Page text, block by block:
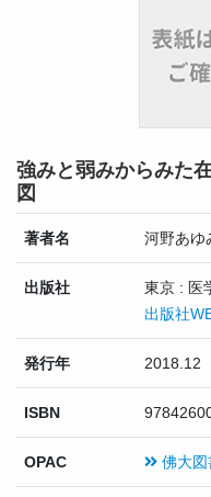
強みと弱みからみた
図
著者名 河野あゆ
出版社
東京 : 医
出版社
発行年 2018.12
ISBN
OPAC 佛大図